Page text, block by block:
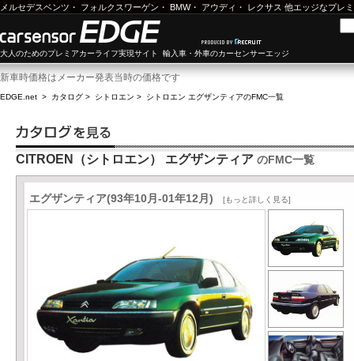
メルセデスベンツ ・ フォルクスワーゲン ・ BMW・ アウディ ・ レクサス 他エッジなプレ
大人のためのプレミアカーライフ実現サイト 輸入車・外車のカーセンサーエッジ
新車時価格はメーカー発表当時の価格です
EDGE.net > カタログ > シトロエン > シトロエン エグザンティアのFMC一覧
CITROEN（シトロエン） エグザンティア のFMC一覧
エグザンティア(93年10月-01年12月) [もっと詳しく見る]